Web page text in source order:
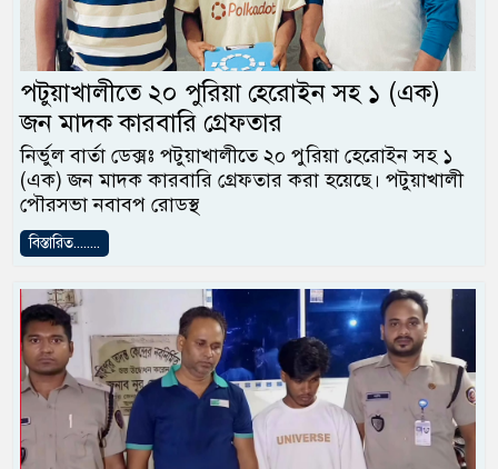
পটুয়াখালীতে ২০ পুরিয়া হেরোইন সহ ১ (এক)
জন মাদক কারবারি গ্রেফতার
নির্ভুল বার্তা ডেক্সঃ পটুয়াখালীতে ২০ পুরিয়া হেরোইন সহ ১
(এক) জন মাদক কারবারি গ্রেফতার করা হয়েছে। পটুয়াখালী
পৌরসভা নবাবপ রোডস্থ
বিস্তারিত........